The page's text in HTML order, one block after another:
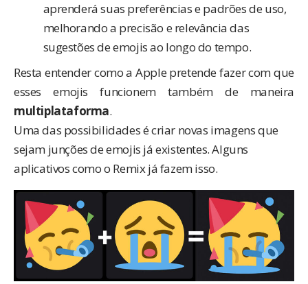
aprenderá suas preferências e padrões de uso,
melhorando a precisão e relevância das
sugestões de emojis ao longo do tempo.
Resta entender como a Apple pretende fazer com que
esses emojis funcionem também de maneira
multiplataforma.
Uma das possibilidades é criar novas imagens que
sejam junções de emojis já existentes. Alguns
aplicativos como o Remixjá fazem isso.